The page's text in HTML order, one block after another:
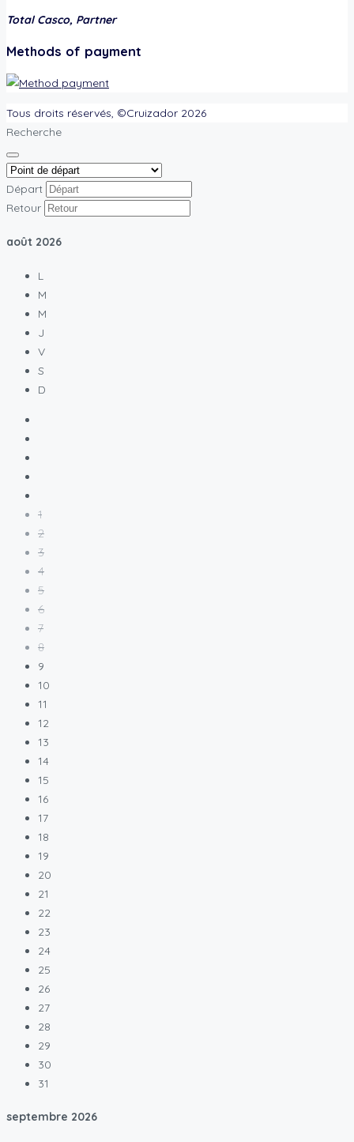
Total Casco, Partner
Methods of payment
Tous droits réservés, ©Cruizador 2026
Recherche
Départ
Retour
août 2026
L
M
M
J
V
S
D
1
2
3
4
5
6
7
8
9
10
11
12
13
14
15
16
17
18
19
20
21
22
23
24
25
26
27
28
29
30
31
septembre 2026